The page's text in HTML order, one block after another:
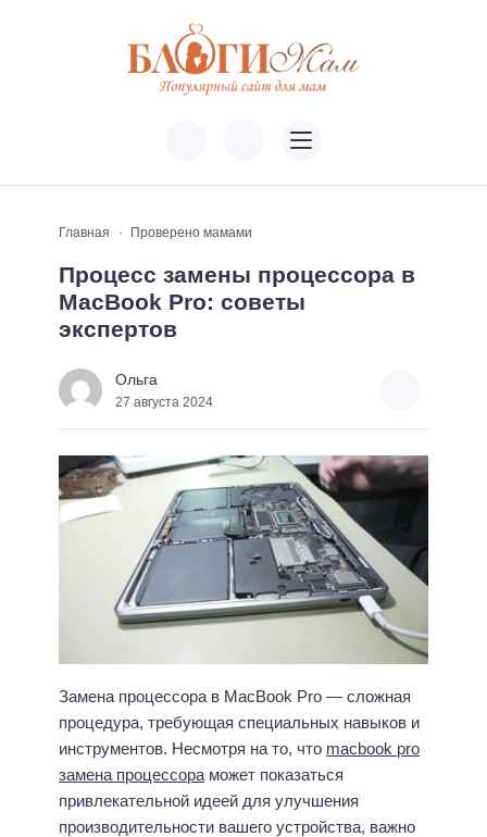
Главная Проверено мамами
Процесс замены процессора в
MacBook Pro: советы
экспертов
Ольга
27 августа 2024
Замена процессора в MacBook Pro — сложная
процедура, требующая специальных навыков и
инструментов. Несмотря на то, что macbook pro
замена процессора может показаться
привлекательной идеей для улучшения
производительности вашего устройства, важно